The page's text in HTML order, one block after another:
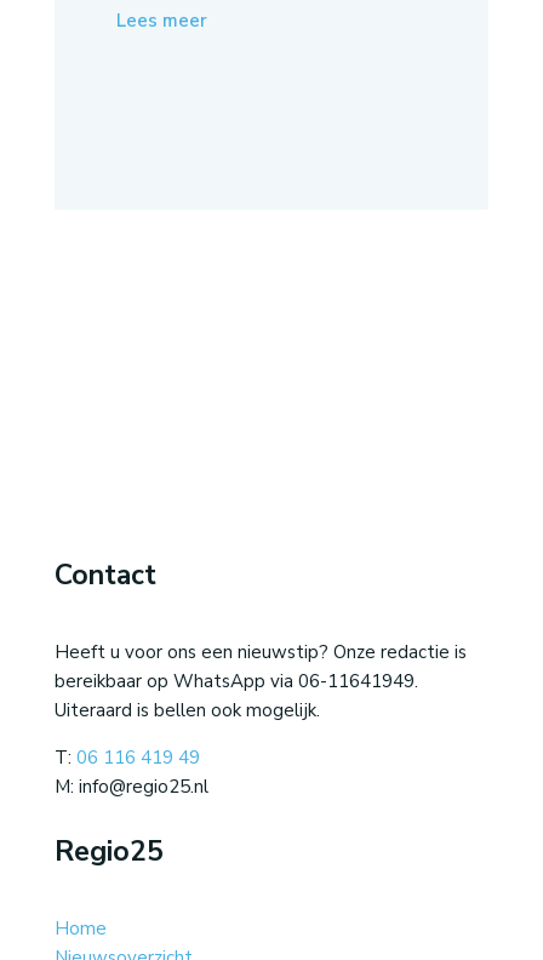
Lees meer
Contact
Heeft u voor ons een nieuwstip? Onze redactie is
bereikbaar op WhatsApp via 06-11641949.
Uiteraard is bellen ook mogelijk.
T: 06 116 419 49
M: info@regio25.nl
Regio25
Home